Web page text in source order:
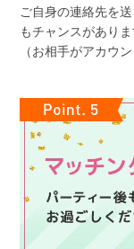
ご自身の連絡先を
もチャンスがあり
（お相手がアカウ